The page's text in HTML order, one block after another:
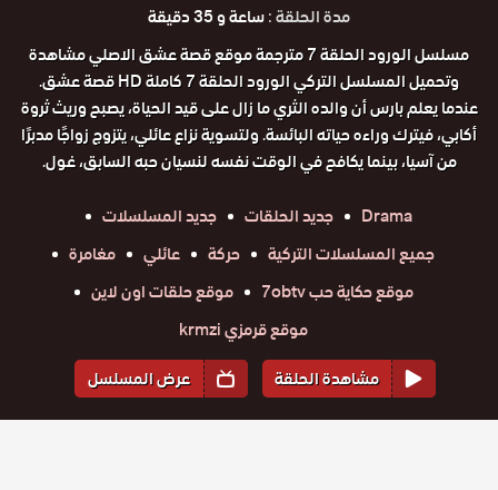
مدة الحلقة :ساعة و 35 دقيقة
مسلسل الورود الحلقة 7 مترجمة موقع قصة عشق الاصلي مشاهدة
وتحميل المسلسل التركي الورود الحلقة 7 كاملة HD قصة عشق.
عندما يعلم بارس أن والده الثري ما زال على قيد الحياة، يصبح وريث ثروة
أكابي، فيترك وراءه حياته البائسة. ولتسوية نزاع عائلي، يتزوج زواجًا مدبرًا
من آسيا، بينما يكافح في الوقت نفسه لنسيان حبه السابق، غول.
Drama
جديد الحلقات
جديد المسلسلات
جميع المسلسلات التركية
حركة عائلي
مغامرة
موقع حكاية حب 7obtv
موقع حلقات اون لاين
موقع قرمزي krmzi
مشاهدة الحلقة
عرض المسلسل